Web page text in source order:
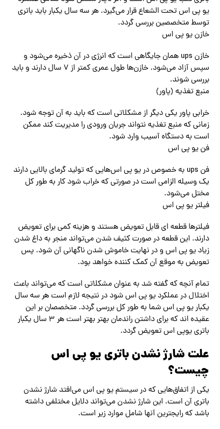
یو پی اس تحت الشعاع قرار‌ می‌گیرد. هر سه سال یکبار باید باتری
توسط متخصصین بررسی گردد.
خازن یو پی اس
خازن ups همان جایگاهی است که انرژی در آن ذخیره‌ می‌شود و
سپس آزاد‌ می‌شود. خازن‌ها طول عمری کمتر از ۷ سال دارند و باید
بررسی شوند.
منبع تغذیه (پاور)
خرابی پاور یکی دیگر از مشکلاتی است که باید به آن توجه شود.
زمانی که منبع تغذیه نتواند جریان ورودی را مدیریت کند ممکن
است به دستگاه آسیب وارد شود.
فن یو پی اس
فن ups به خصوص در یو پی اس‌هایی که تولید گرمای بالایی دارند
یک وسیله الزامی است‌‌ در صورتی که خراب شود کار به طور کل
مختل‌ می‌شود.
فیلتر یو پی اس
فیلترها قطعه ای قابل تعویض هستند و هزینه کمی برای تعویض
دارند. این قطعه در صورت کثیف شدن‌ می‌تواند منجر به داغ شدن
زیاد یو پی اس و در نهایت خاموش شدن ناگهانی آن شود. پس
تعویض به موقع آن کمک کننده خواهد بود.
تمام آنچه که گفته شد به عنوان مشکلاتی است که‌ می‌تواند باعث
اختلال در عملکرد یو پی اس شود در نتیجه لازم است هر سه سال
یکبار یو پی اس شما به طور کل بررسی گردد. متخصصان بر این
عقیده اند که برای داشتن راندمان بهتر بهتر است هر ۳ سال یکبار
باتری یوپی اس تعویض گردد.
علت شارژ نشدن باتری یو پی اس
چیست؟
یکی از اتفاق‌هایی که در سیستم یو پی اس‌ می‌افتد شارژ نشدن
باتری آن است. این شارژ نشدن‌ می‌تواند دلایل مختلفی داشته
باشد که رایجترین آنها شامل موارد زیر است.